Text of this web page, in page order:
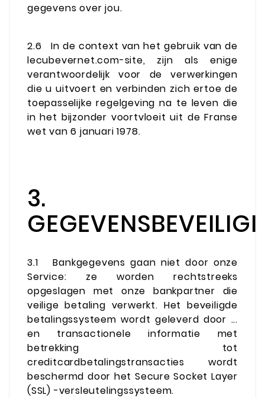
gegevens over jou.
2.6
In de context van het gebruik van de
lecubevernet.com-site, zijn als enige
verantwoordelijk voor de verwerkingen
die u uitvoert en verbinden zich ertoe de
toepasselijke regelgeving na te leven die
in het bijzonder voortvloeit uit de Franse
wet van 6 januari 1978.
3.
3.1
Bankgegevens gaan niet door onze
Service: ze worden rechtstreeks
opgeslagen met onze bankpartner die
veilige betaling verwerkt. Het beveiligde
betalingssysteem wordt geleverd door ...
en transactionele informatie met
betrekking tot
creditcardbetalingstransacties wordt
beschermd door het Secure Socket Layer
(SSL) -versleutelingssysteem.